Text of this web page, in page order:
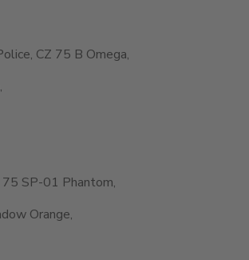
CZ 75 B Omega,
SP-01 Phantom,
Orange,